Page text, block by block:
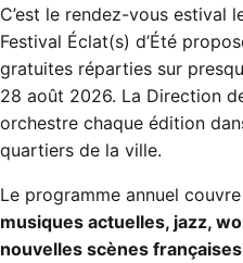
C’est le rendez-vous estival
Festival Éclat(s) d’Été
gratuites réparties sur
28 août 2026. La Direction
orchestre chaque édition
quartiers de la ville.
Le programme annuel
musiques actuelles, jazz,
nouvelles scènes françaises